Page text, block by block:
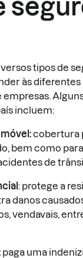
tipos de
às
incluem:
cobertura
bem como
de
: protege a
danos
vendavais,
paga uma